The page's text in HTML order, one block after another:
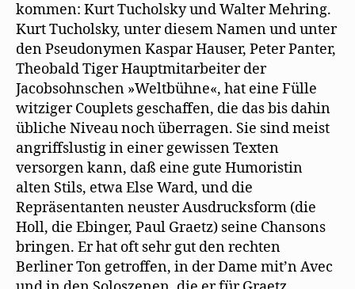
kommen: Kurt Tucholsky und Walter Mehring.
Kurt Tucholsky, unter diesem Namen und unter
den Pseudonymen Kaspar Hauser, Peter Panter,
Theobald Tiger Hauptmitarbeiter der
Jacobsohnschen »Weltbühne«, hat eine Fülle
witziger Couplets geschaffen, die das bis dahin
übliche Niveau noch überragen. Sie sind meist
angriffslustig in einer gewissen Texten
versorgen kann, daß eine gute Humoristin
alten Stils, etwa Else Ward, und die
Repräsentanten neuster Ausdrucksform (die
Holl, die Ebinger, Paul Graetz) seine Chansons
bringen. Er hat oft sehr gut den rechten
Berliner Ton getroffen, in der Dame mit’n Avec